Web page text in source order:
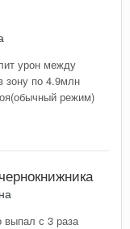
урон между
зону по 4.9млн
режим)
выпал с 3 раза